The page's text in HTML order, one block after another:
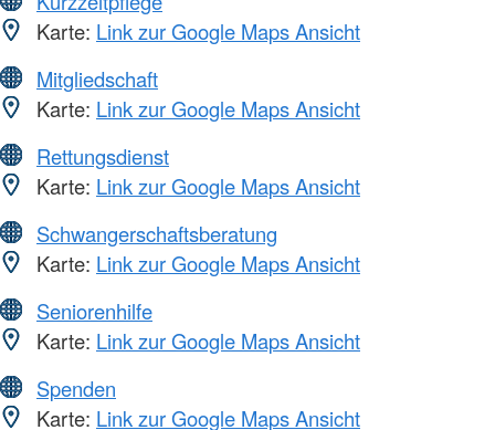
Karte: Link zur Google Maps Ansicht
Mitgliedschaft
Karte: Link zur Google Maps Ansicht
Rettungsdienst
Karte: Link zur Google Maps Ansicht
Schwangerschaftsberatung
Karte: Link zur Google Maps Ansicht
Seniorenhilfe
Karte: Link zur Google Maps Ansicht
Spenden
Karte: Link zur Google Maps Ansicht